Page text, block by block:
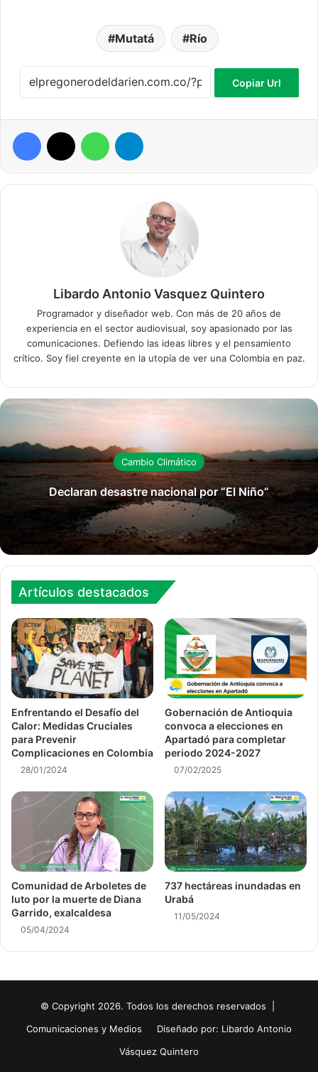
Mutatá Río
Copiar Url
Facebook WhatsApp
Libardo Antonio Vasquez Quintero
Programador y diseñador web. Con más de 20 años de
experiencia en el sector audiovisual, soy apasionado por las
comunicaciones. Defiendo las ideas libres y el pensamiento
crítico. Soy fiel creyente en la utopía de ver una Colombia en paz.
Cambio Climático
Declaran desastre nacional por “El Niño”
Artículos destacados
Enfrentando el Desafío del
Calor: Medidas Cruciales
para Prevenir
Complicaciones en Colombia
28/01/2024
Gobernación de Antioquia
convoca a elecciones en
Apartadó para completar
periodo 2024-2027
07/02/2025
Comunidad de Arboletes de
luto por la muerte de Diana
Garrido, exalcaldesa
05/04/2024
737 hectáreas inundadas en
Urabá
11/05/2024
© Copyright 2026. Todos los derechos reservados |
Comunicaciones y Medios
Diseñado por: Libardo Antonio
Vásquez Quintero